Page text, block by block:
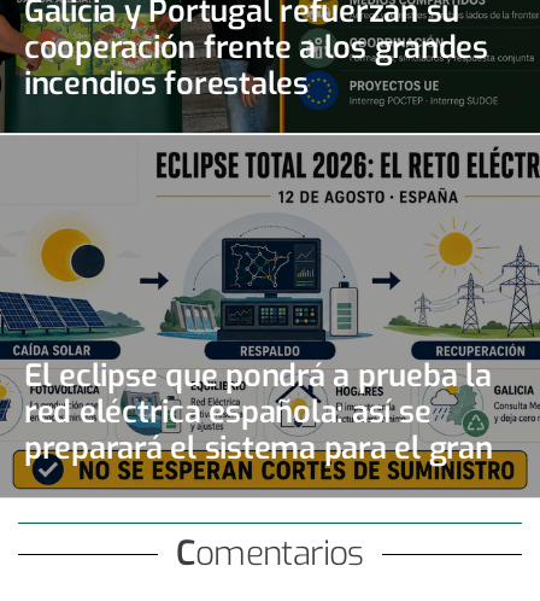
Galicia y Portugal refuerzan su
cooperación frente a los grandes
incendios forestales
El eclipse que pondrá a prueba la
red eléctrica española: así se
preparará el sistema para el gran
apagón solar
Comentarios